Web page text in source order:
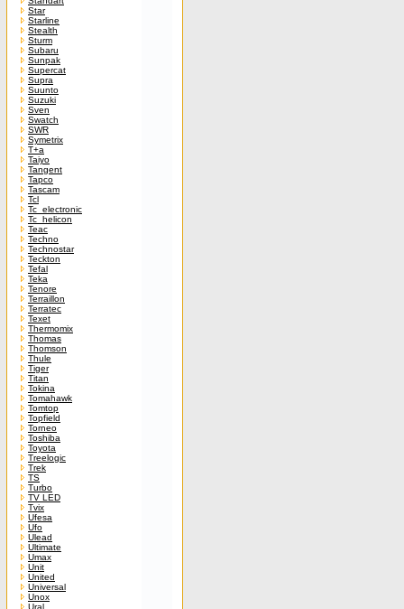
Star
Starline
Stealth
Sturm
Subaru
Sunpak
Supercat
Supra
Suunto
Suzuki
Sven
Swatch
SWR
Symetrix
T+a
Taiyo
Tangent
Tapco
Tascam
Tcl
Tc_electronic
Tc_helicon
Teac
Techno
Technostar
Teckton
Tefal
Teka
Tenore
Terraillon
Terratec
Texet
Thermomix
Thomas
Thomson
Thule
Tiger
Titan
Tokina
Tomahawk
Tomtop
Topfield
Torneo
Toshiba
Toyota
Treelogic
Trek
TS
Turbo
TV LED
Tvix
Ufesa
Ufo
Ulead
Ultimate
Umax
Unit
United
Universal
Unox
Ural